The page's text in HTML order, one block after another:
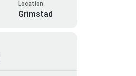
Location
Grimstad